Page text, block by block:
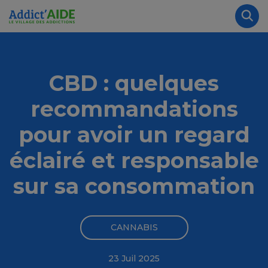
Aller au contenu principal
CBD : quelques
recommandations
pour avoir un regard
éclairé et responsable
sur sa consommation
CANNABIS
23 Juil 2025
Panneau de gestion des cookies